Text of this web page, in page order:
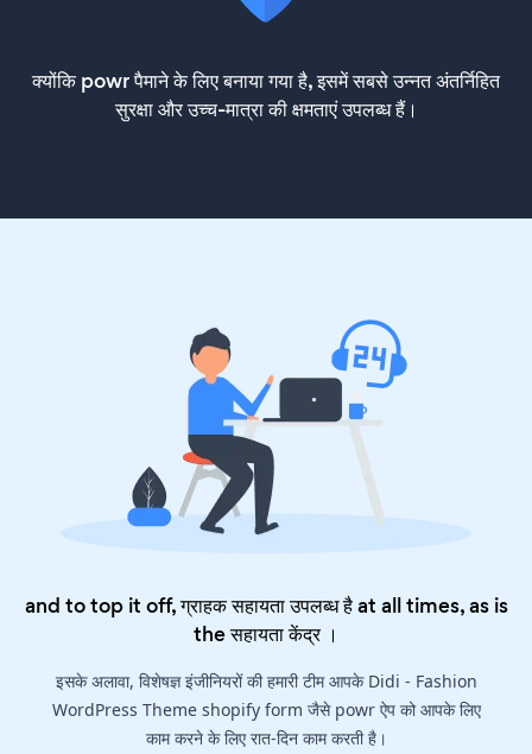
क्योंकि powr पैमाने के लिए बनाया गया है, इसमें सबसे उन्नत अंतर्निहित
सुरक्षा और उच्च-मात्रा की क्षमताएं उपलब्ध हैं।
and to top it off, ग्राहक सहायता उपलब्ध है at all times, as is
theसहायता केंद्र।
इसके अलावा, विशेषज्ञ इंजीनियरों की हमारी टीम आपके Didi - Fashion
WordPress Theme shopify form जैसे powr ऐप को आपके लिए
काम करने के लिए रात-दिन काम करती है।